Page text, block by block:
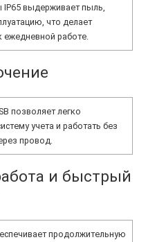
IP65 выдерживает пыль,
что делает
ежедневной работе.
позволяет легко
учета и работать без
провод.
и быстрый
продолжительную